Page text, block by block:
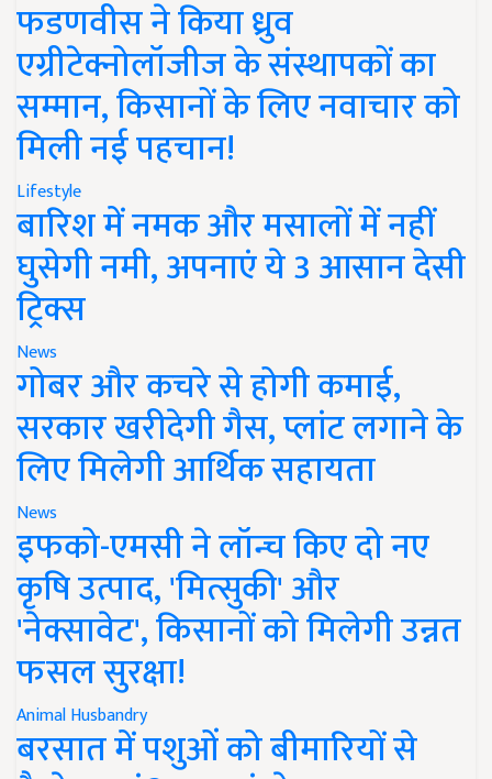
फडणवीस ने किया ध्रुव
एग्रीटेक्नोलॉजीज के संस्थापकों का
सम्मान, किसानों के लिए नवाचार को
मिली नई पहचान!
Lifestyle
बारिश में नमक और मसालों में नहीं
घुसेगी नमी, अपनाएं ये 3 आसान देसी
ट्रिक्स
News
गोबर और कचरे से होगी कमाई,
सरकार खरीदेगी गैस, प्लांट लगाने के
लिए मिलेगी आर्थिक सहायता
News
इफको-एमसी ने लॉन्च किए दो नए
कृषि उत्पाद, 'मित्सुकी' और
'नेक्सावेट', किसानों को मिलेगी उन्नत
फसल सुरक्षा!
Animal Husbandry
बरसात में पशुओं को बीमारियों से